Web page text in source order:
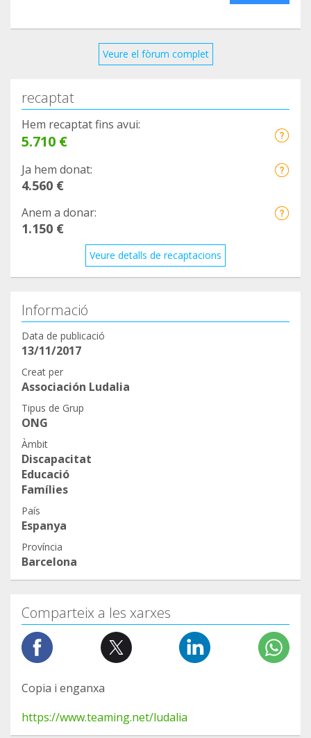
Veure el fòrum complet
recaptat
Hem recaptat fins avui:
5.710 €
Ja hem donat:
4.560 €
Anem a donar:
1.150 €
Veure detalls de recaptacions
Informació
Data de publicació
13/11/2017
Creat per
Associación Ludalia
Tipus de Grup
ONG
Àmbit
Discapacitat
Educació
Famílies
País
Espanya
Província
Barcelona
Comparteix a les xarxes
Copia i enganxa
https://www.teaming.net/ludalia